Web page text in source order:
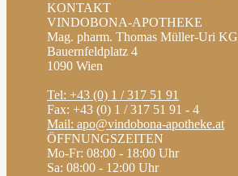
KONTAKT
VINDOBONA-APOTHEKE
Mag. pharm. Thomas Müller-Uri KG
Bauernfeldplatz 4
1090 Wien
Tel: +43 (0) 1 / 317 51 91
Fax: +43 (0) 1 / 317 51 91 - 4
Mail: apo@vindobona-apotheke.at
ÖFFNUNGSZEITEN
Mo-Fr: 08:00 - 18:00 Uhr
Sa: 08:00 - 12:00 Uhr